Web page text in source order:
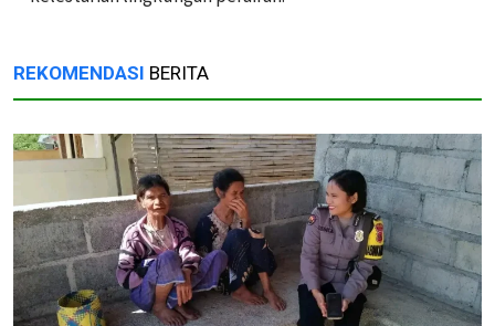
REKOMENDASI BERITA